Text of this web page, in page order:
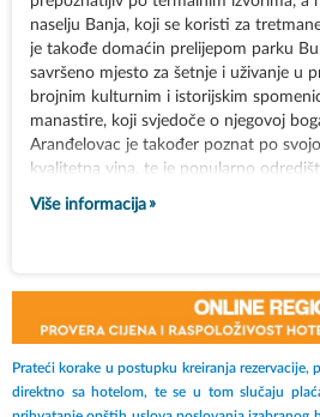
naselju Banja, koji se koristi za
je takođe domaćin prelijepom parku
savršeno mjesto za šetnje i uživanje u
brojnim kulturnim i istorijskim
manastire, koji svjedoče o njegovoj
Aranđelovac je također poznat po
kvalitetna vina, te je popularno
vinogradarske tradicije. Ovaj grad nudi
idealan za obiteljsku posjetu, kao i
Više informacija
Prateći korake u postupku kreiranja
direktno sa hotelom, te se u tom slučaju